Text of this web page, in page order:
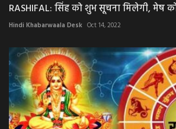
RASHIFAL: सिंह को शुभ सूचना मिलेगी, मेष
Hindi Khabarwaala Desk Oct 14, 2022